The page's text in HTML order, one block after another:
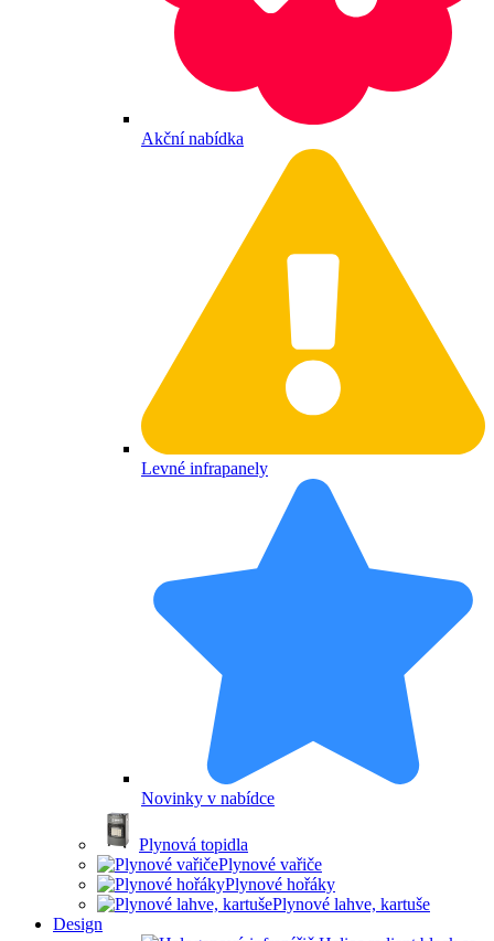
Akční nabídka
Levné infrapanely
Novinky v nabídce
Plynová topidla
Plynové vařiče
Plynové hořáky
Plynové lahve, kartuše
Design